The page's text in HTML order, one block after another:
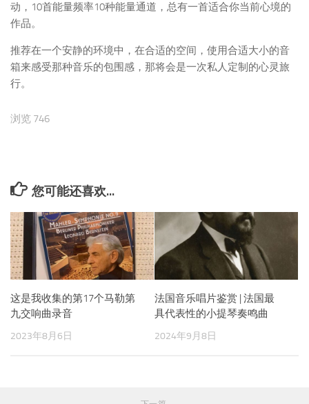
动，10首能量频率10种能量通道，总有一首适合你当前心境的
作品。
推荐在一个安静的环境中，在合适的空间，使用合适大小的音
箱来感受那种音乐的包围感，那将会是一次私人定制的心灵旅
行。
浏览 746
您可能还喜欢...
这是我收集的第17个马勒第
九交响曲录音
2023年8月6日
法国音乐唱片鉴赏 | 法国最
具代表性的小提琴奏鸣曲
2024年9月8日